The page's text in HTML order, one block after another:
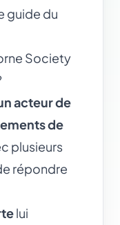
guide du
Society
acteur de
de
plusieurs
répondre
lui